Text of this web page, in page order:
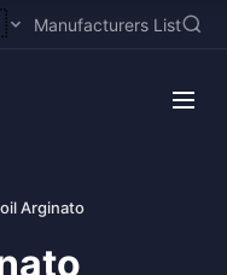
Manufacturers List
Arginato